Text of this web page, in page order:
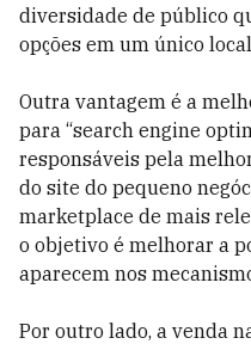
diversidade de público
opções em um único
Outra vantagem é a
para “search engine
responsáveis pela
do site do pequeno
marketplace de mais
o objetivo é melhorar a
aparecem nos
Por outro lado, a venda